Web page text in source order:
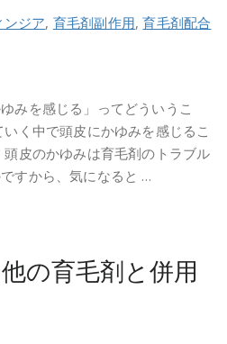
ンジア, 育毛剤副作用,育毛剤配合
みを感じる」ってどういうこ
く中で頭皮にかゆみを感じるこ
皮のかゆみは育毛剤のトラブル
すから、気になると …
の育毛剤と併用